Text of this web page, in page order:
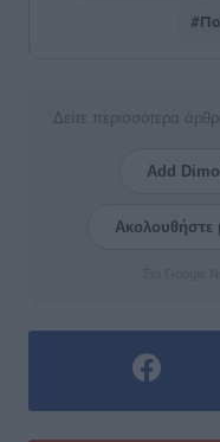
Δείτε περισσότερα
Add